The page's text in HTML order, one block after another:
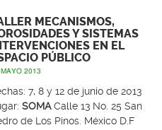
MECANISMOS,
Y SISTEMAS
EN EL
PÚBLICO
2013
7, 8 y 12 de junio de 2013
SOMACalle 13 No. 25 San
de Los Pinos. México D.F